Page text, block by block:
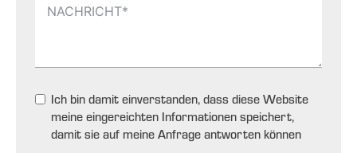
Ich bin damit einverstanden, dass diese Website
meine eingereichten Informationen speichert,
damit sie auf meine Anfrage antworten können